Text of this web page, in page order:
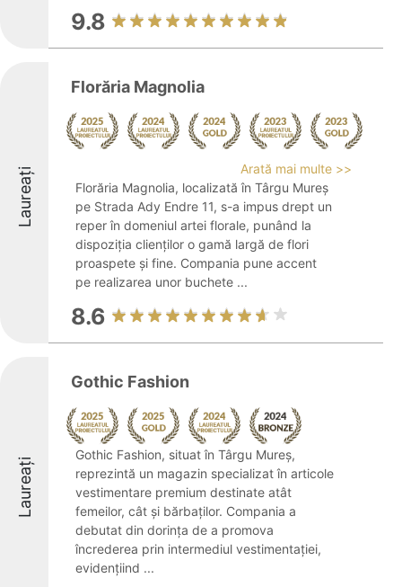
9.8
Laureați
Florăria Magnolia
Arată mai multe >>
Florăria Magnolia, localizată în Târgu Mureș
pe Strada Ady Endre 11, s-a impus drept un
reper în domeniul artei florale, punând la
dispoziția clienților o gamă largă de flori
proaspete și fine. Compania pune accent
pe realizarea unor buchete ...
8.6
Laureați
Gothic Fashion
Gothic Fashion, situat în Târgu Mureș,
reprezintă un magazin specializat în articole
vestimentare premium destinate atât
femeilor, cât și bărbaților. Compania a
debutat din dorința de a promova
încrederea prin intermediul vestimentației,
evidențiind ...